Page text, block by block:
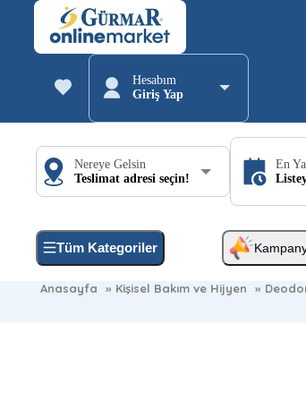
Hesabım
Giriş Yap
Nereye Gelsin
Teslimat adresi seçin!
En
Tüm Kategoriler
Anasayfa » Kişisel Bakım ve Hijyen »